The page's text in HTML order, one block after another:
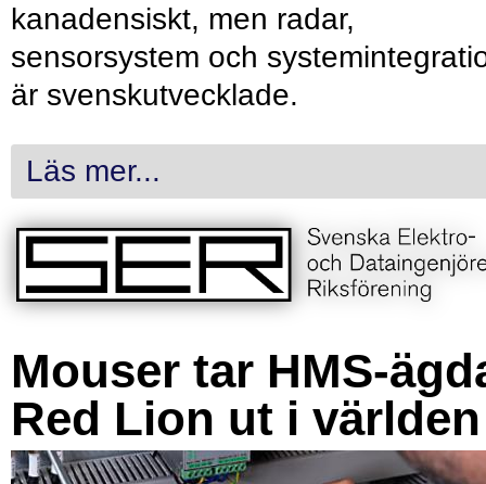
kanadensiskt, men radar,
sensorsystem och
är svenskutvecklade.
Läs mer...
Mouser tar HMS-
Red Lion ut i världen